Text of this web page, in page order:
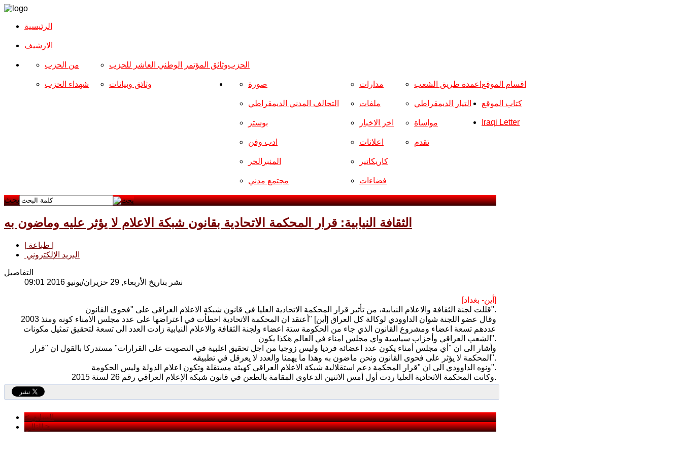
الرئيسية
الارشیف
الحزب من الحزب
شهداء الحزب
وثائق المؤتمر الوطني العاشر للحزب
وثائق وبيانات اقسام الموقع صورة
التحالف المدني الديمقراطي
بوستر
ادب وفن
المنبرالحر
مجتمع مدني
مدارات
ملفات
اخر الاخبار
اعلانات
كاريكاتير
فضاءات
اعمدة طريق الشعب
التيار الديمقراطي
مواساة
تقدم
كتاب الموقع
Iraqi Letter
بحث
الثقافة النيابية: قرار المحكمة الاتحادية بقانون شبكة الاعلام لا يؤثر عليه وماضون به
البريد الإلكتروني
التفاصيل
نشر بتاريخ الأربعاء, 29 حزيران/يونيو 2016 09:01
[أين- بغداد]
قللت لجنة الثقافة والاعلام النيابية، من تأثير قرار المحكمة الاتحادية العليا في قانون شبكة الاعلام العراقي على "فحوى القانون".
وقال عضو اللجنة شوان الداوودي لوكالة كل العراق [أين] "أعتقد ان المحكمة الاتحادية اخطأت في اعتراضها على عدد مجلس الامناء كونه ومنذ 2003
عددهم تسعة اعضاء ومشروع القانون الذي جاء من الحكومة ستة اعضاء ولجنة الثقافة والاعلام النيابية زادت العدد الى تسعة لتحقيق تمثيل مكونات
الشعب العراقي وأحزاب سياسية واي مجلس امناء في العالم هكذا يكون".
وأشار الى ان "أي مجلس أمناء يكون عدد اعضائه فرديا وليس زوجيا من اجل تحقيق اغلبية في التصويت على القرارات" مستدركا بالقول ان "قرار
المحكمة لا يؤثر على فحوى القانون ونحن ماضون به وهذا ما يهمنا والعدد لا يعرقل في تطبيقه".
ونوه الداوودي الى ان "قرار المحكمة دعم استقلالية شبكة الاعلام العراقي كهيئة مستقلة وتكون اعلام الدولة وليس الحكومة".
وكانت المحكمة الاتحادية العليا ردت أول أمس الاثنين الدعاوى المقامة بالطعن في قانون شبكة الإعلام العراقي رقم 26 لسنة 2015.
< السابق
التالي >